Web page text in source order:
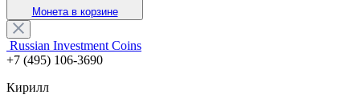
Монета в корзине
Russian Investment Coins
+7 (495) 106-3690
Кирилл